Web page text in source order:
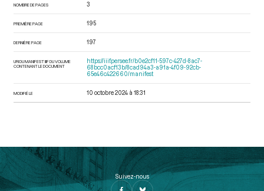
NOMBRE DE PAGES 3
PREMIÈRE PAGE 195
DERNIÈRE PAGE 197
URI DU MANIFEST IIIF DU VOLUME
CONTENANT LE DOCUMENT
https://iiif.persee.fr/b0e2cf11-597c-427d-8ac7-
68bcc0acf13b/8cad94a3-a91a-4f09-92cb-
65e46c422660/manifest
MODIFIÉ LE 10 octobre 2024 à 18:31
Suivez-nous